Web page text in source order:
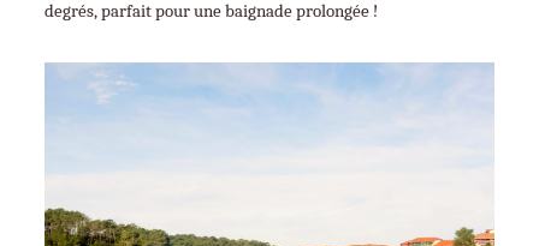
degrés, parfait pour une baignade prolongée !